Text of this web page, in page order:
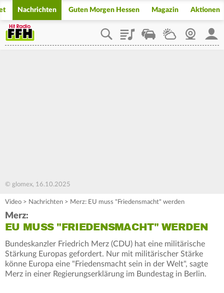
Nachrichten Guten Morgen Hessen Magazin Aktionen
PlaylistStaupilotWetterWebcam
© glomex, 16.10.2025
Video > Nachrichten > Merz: EU muss "Friedensmacht" werden
Merz:
EU MUSS "FRIEDENSMACHT" WERDEN
Bundeskanzler Friedrich Merz (CDU) hat eine militärische
Stärkung Europas gefordert. Nur mit militärischer Stärke
könne Europa eine "Friedensmacht sein in der Welt", sagte
Merz in einer Regierungserklärung im Bundestag in Berlin.